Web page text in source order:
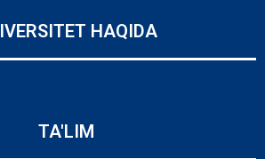
HAQIDA
TA'LIM